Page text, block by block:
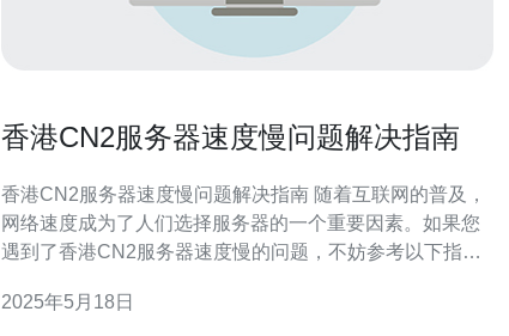
香港CN2服务器速度慢问题解决指南
香港CN2服务器速度慢问题解决指南 随着互联网的普及，
网络速度成为了人们选择服务器的一个重要因素。如果您
遇到了香港CN2服务器速度慢的问题，不妨参考以下指南
以尝试重新连接Wi-Fi或者有线网络，看看速度是否有所改
2025年5月18日